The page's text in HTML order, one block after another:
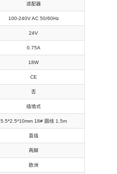
适配器
100-240V AC 50/60Hz
24V
0.75A
18W
CE
否
插墙式
5.5*2.5*10mm 18# 圆线 1.5m
直插
两脚
欧洲